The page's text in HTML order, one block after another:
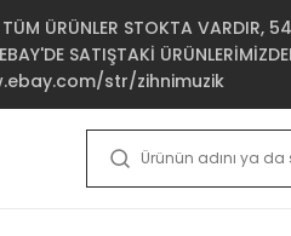
ÜRÜNLER STOKTA VARDIR,
SATIŞTAKİ
str/zihnimuzik